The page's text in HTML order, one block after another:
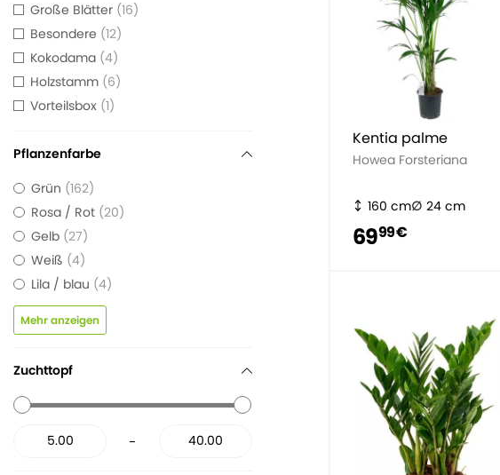
Kentia palme
Howea Forsteriana
160 cm 24 cm
6999 €
Große Blätter 16
Besondere 12
Kokodama 4
Holzstamm 6
Vorteilsbox 1
Pflanzenfarbe
Grün 162
Rosa / Rot 20
Gelb 27
Weiß 4
Lila / blau 4
Mehr anzeigen
Zuchttopf
-